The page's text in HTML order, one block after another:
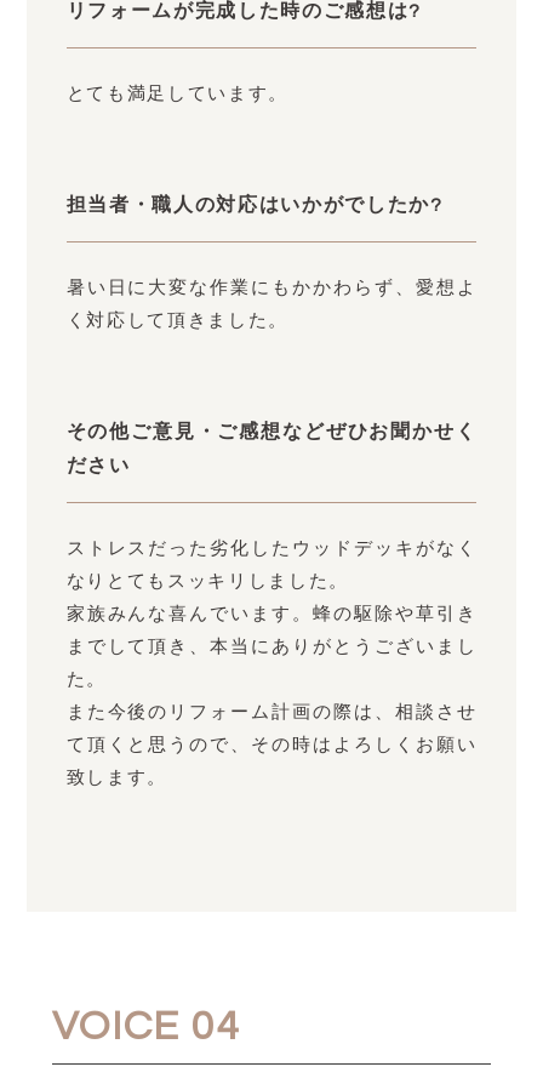
リフォームが完成した時のご感想は?
とても満足しています。
担当者・職人の対応はいかがでしたか?
暑い日に大変な作業にもかかわらず、愛想よ
く対応して頂きました。
その他ご意見・ご感想などぜひお聞かせく
ださい
ストレスだった劣化したウッドデッキがなく
なりとてもスッキリしました。
家族みんな喜んでいます。蜂の駆除や草引き
までして頂き、本当にありがとうございまし
た。
また今後のリフォーム計画の際は、相談させ
て頂くと思うので、その時はよろしくお願い
致します。
VOICE 04